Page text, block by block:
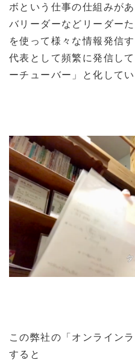
ボという仕事の仕組みが
バリーダーなどリーダー
を使って様々な情報発信
代表として頻繁に発信し
ーチューバー」と化してい
この弊社の「オンライン
すると